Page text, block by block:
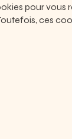
pour vous
ces